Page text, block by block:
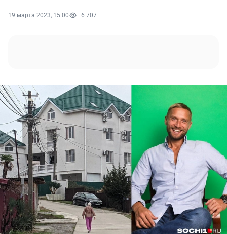
19 марта 2023, 15:00 6 707